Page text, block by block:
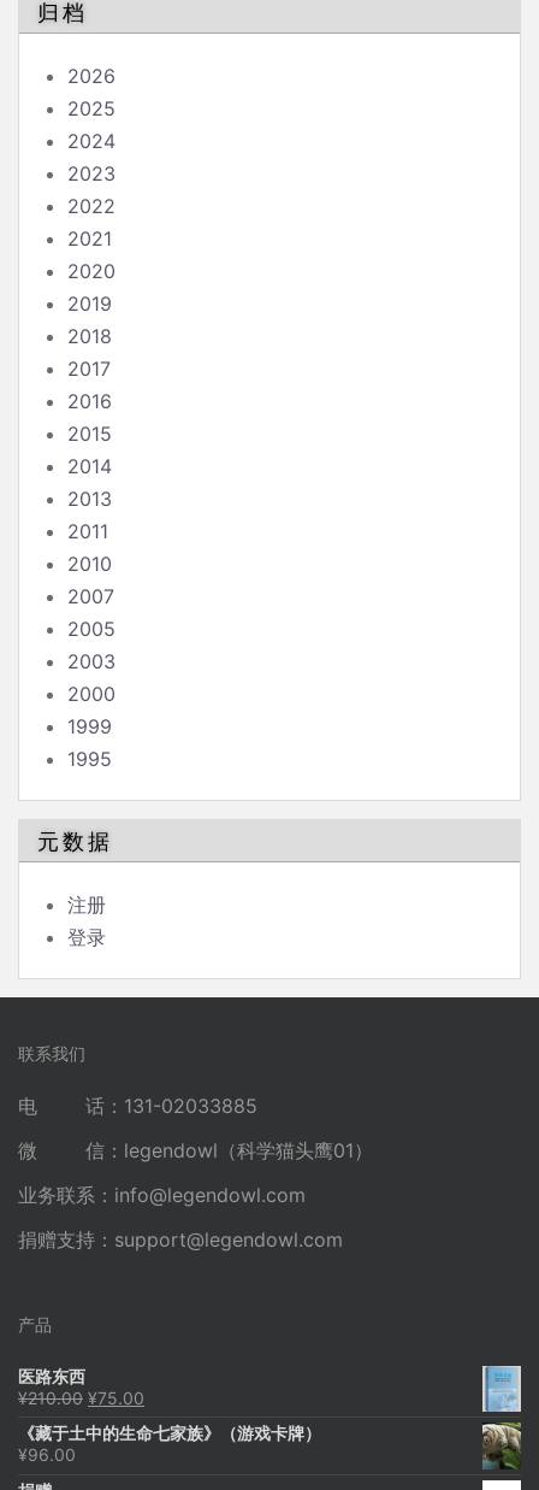
归档
2026
2025
2024
2023
2022
2021
2020
2019
2018
2017
2016
2015
2014
2013
2011
2010
2007
2005
2003
2000
1999
1995
元数据
注册
登录
联系我们
电 话：131-02033885
微 信：legendowl（科学猫头鹰01）
业务联系： info@legendowl.com
捐赠支持： support@legendowl.com
产品
医路东西
¥210.00 原
为：
¥75.00
价
《藏于土中的生命七家族》（游戏卡牌）
¥96.00